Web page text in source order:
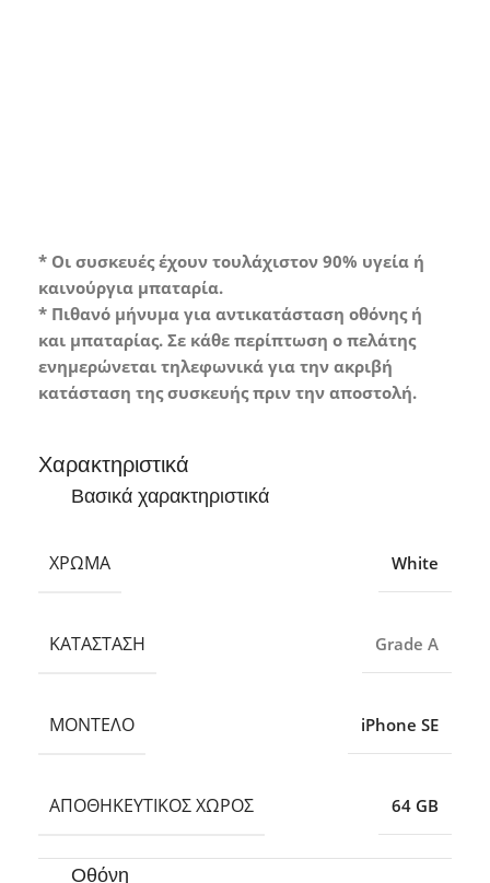
* Οι συσκευές έχουν τουλάχιστον 90% υγεία ή
καινούργια μπαταρία.
* Πιθανό μήνυμα για αντικατάσταση οθόνης ή
και μπαταρίας. Σε κάθε περίπτωση ο πελάτης
ενημερώνεται τηλεφωνικά για την ακριβή
κατάσταση της συσκευής πριν την αποστολή.
Χαρακτηριστικά
Βασικά χαρακτηριστικά
ΧΡΏΜΑ White
ΚΑΤΆΣΤΑΣΗ Grade A
ΜΟΝΤΈΛΟ iPhone SE
ΑΠΟΘΗΚΕΥΤΙΚΌΣ ΧΏΡΟΣ 64 GB
Οθόνη